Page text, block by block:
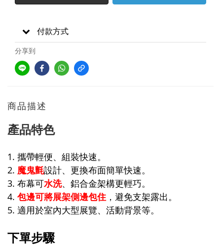
付款方式
分享到
商品描述
產品特色
1. 攜帶輕便、組裝快速。
2. 魔鬼氈設計、更換布面簡單快速。
3. 布幕可水洗、鋁合金架構更輕巧。
4. 包邊可將展架側邊包住 ，避免支架露出。
5. 適用於室內大型展覽、活動背景等。
下單步驟